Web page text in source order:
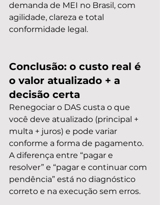
demanda de MEI no Brasil, com
agilidade, clareza e total
conformidade legal.
Conclusão: o custo real é
o valor atualizado + a
decisão certa
Renegociar o DAS custa o que
você deve atualizado (principal +
multa + juros) e pode variar
conforme a forma de pagamento.
A diferença entre “pagar e
resolver” e “pagar e continuar com
pendência” está no diagnóstico
correto e na execução sem erros.